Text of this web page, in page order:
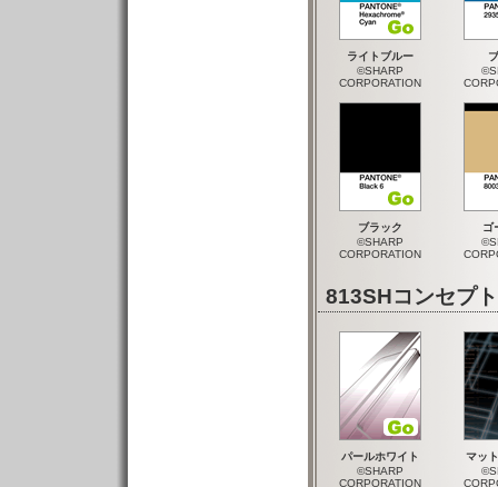
ライトブルー
©SHARP
CORPORATION
ブラック
©SHARP
CORPORATION
ゴ
813SHコンセプ
パールホワイト
©SHARP
CORPORATION
マッ